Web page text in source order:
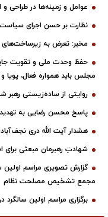
عوامل و زمینه‌ها در طراحی
نظارت بر حسن اجرای
مخبر: تعرض به زیرساخت‌های
حفظ وحدت ملی و تقویت
مجلس باید همواره فعال، پویا
روایتی از ساده‌زیستی رهبر
پاسخ محسن رضایی به
هشدار آیت الله دری
شهادتِ رهبرمان مبعثی
گزارش تصویری مراسم
مجمع تشخیص مصلحت نظام
برگزاری مراسم اولین